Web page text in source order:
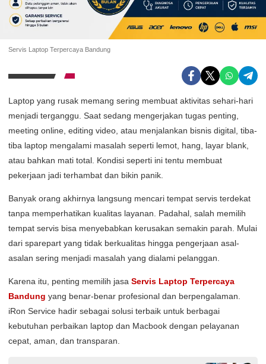
Servis Laptop Terpercaya Bandung
Laptop yang rusak memang sering membuat aktivitas sehari-hari
menjadi terganggu. Saat sedang mengerjakan tugas penting,
meeting online, editing video, atau menjalankan bisnis digital, tiba-
tiba laptop mengalami masalah seperti lemot, hang, layar blank,
atau bahkan mati total. Kondisi seperti ini tentu membuat
pekerjaan jadi terhambat dan bikin panik.
Banyak orang akhirnya langsung mencari tempat servis terdekat
tanpa memperhatikan kualitas layanan. Padahal, salah memilih
tempat servis bisa menyebabkan kerusakan semakin parah. Mulai
dari sparepart yang tidak berkualitas hingga pengerjaan asal-
asalan sering menjadi masalah yang dialami pelanggan.
Karena itu, penting memilih jasa Servis Laptop Terpercaya
Bandung yang benar-benar profesional dan berpengalaman.
iRon Service hadir sebagai solusi terbaik untuk berbagai
kebutuhan perbaikan laptop dan Macbook dengan pelayanan
cepat, aman, dan transparan.